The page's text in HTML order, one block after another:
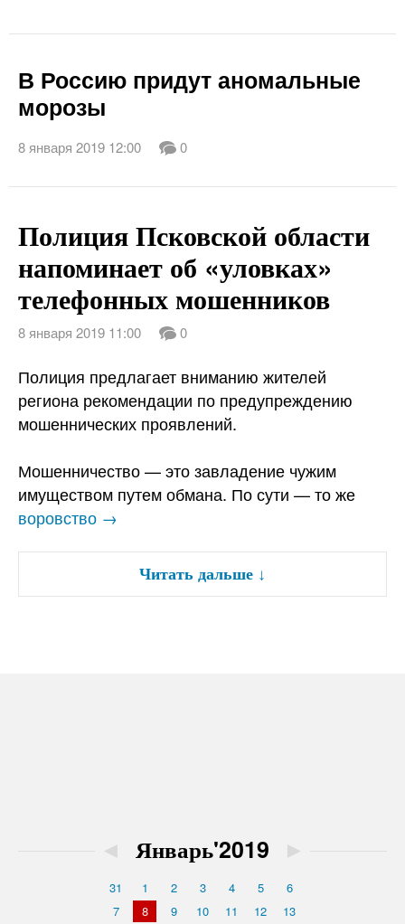
В Россию придут аномальные
морозы
8 января 2019 12:00 0
Полиция Псковской области
напоминает об «уловках»
телефонных мошенников
8 января 2019 11:00 0
Полиция предлагает вниманию жителей
региона рекомендации по предупреждению
мошеннических проявлений.
Мошенничество — это завладение чужим
имуществом путем обмана. По сути — то же
воровство →
Читать дальше ↓
◄ Январь'2019 ►
31 1 2 3 4 5
6
7
8 9 10 11 12
13